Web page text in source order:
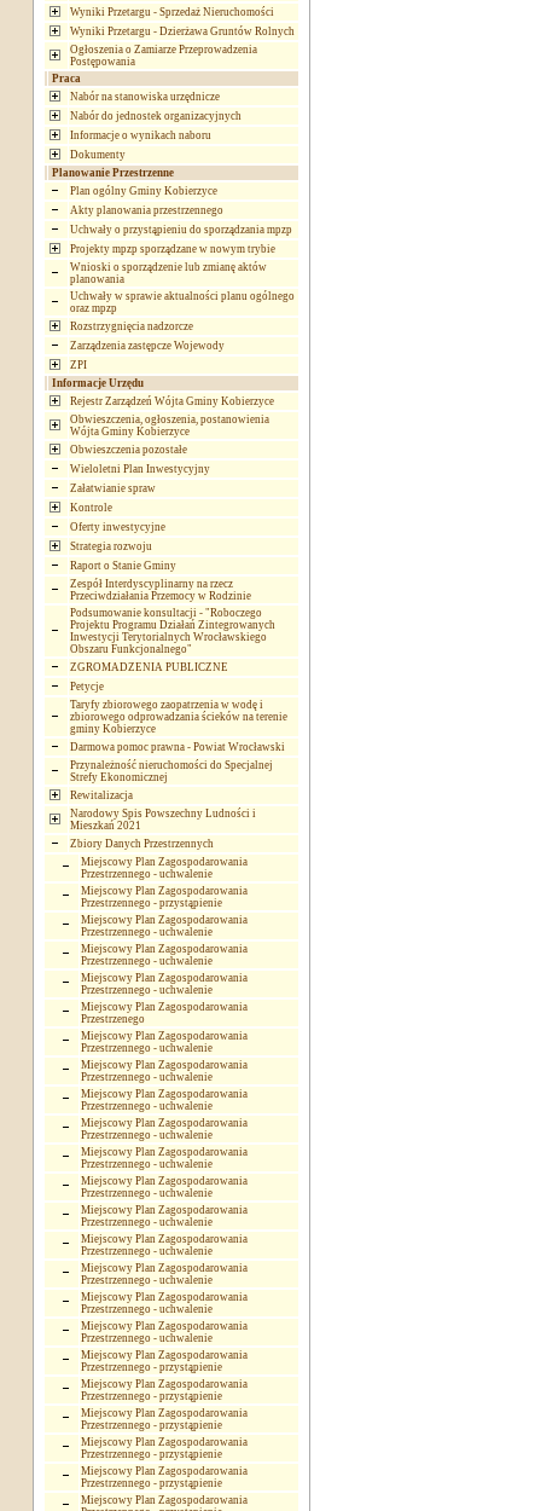
Wyniki Przetargu - Sprzedaż Nieruchomości
Wyniki Przetargu - Dzierżawa Gruntów Rolnych
Ogłoszenia o Zamiarze Przeprowadzenia
Postępowania
Praca
Nabór na stanowiska urzędnicze
Nabór do jednostek organizacyjnych
Informacje o wynikach naboru
Dokumenty
Planowanie Przestrzenne
Plan ogólny Gminy Kobierzyce
Akty planowania przestrzennego
Uchwały o przystąpieniu do sporządzania mpzp
Projekty mpzp sporządzane w nowym trybie
Wnioski o sporządzenie lub zmianę aktów
planowania
Uchwały w sprawie aktualności planu ogólnego
oraz mpzp
Rozstrzygnięcia nadzorcze
Zarządzenia zastępcze Wojewody
ZPI
Informacje Urzędu
Rejestr Zarządzeń Wójta Gminy Kobierzyce
Obwieszczenia, ogłoszenia, postanowienia
Wójta Gminy Kobierzyce
Obwieszczenia pozostałe
Wieloletni Plan Inwestycyjny
Załatwianie spraw
Kontrole
Oferty inwestycyjne
Strategia rozwoju
Raport o Stanie Gminy
Zespół Interdyscyplinarny na rzecz
Przeciwdziałania Przemocy w Rodzinie
Podsumowanie konsultacji - "Roboczego
Projektu Programu Działań Zintegrowanych
Inwestycji Terytorialnych Wrocławskiego
Obszaru Funkcjonalnego"
ZGROMADZENIA PUBLICZNE
Petycje
Taryfy zbiorowego zaopatrzenia w wodę i
zbiorowego odprowadzania ścieków na terenie
gminy Kobierzyce
Darmowa pomoc prawna - Powiat Wrocławski
Przynależność nieruchomości do Specjalnej
Strefy Ekonomicznej
Rewitalizacja
Narodowy Spis Powszechny Ludności i
Mieszkań 2021
Zbiory Danych Przestrzennych
Miejscowy Plan Zagospodarowania
Przestrzennego - uchwalenie
Miejscowy Plan Zagospodarowania
Przestrzennego - przystąpienie
Miejscowy Plan Zagospodarowania
Przestrzennego - uchwalenie
Miejscowy Plan Zagospodarowania
Przestrzennego - uchwalenie
Miejscowy Plan Zagospodarowania
Przestrzennego - uchwalenie
Miejscowy Plan Zagospodarowania
Przestrzenego
Miejscowy Plan Zagospodarowania
Przestrzennego - uchwalenie
Miejscowy Plan Zagospodarowania
Przestrzennego - uchwalenie
Miejscowy Plan Zagospodarowania
Przestrzennego - uchwalenie
Miejscowy Plan Zagospodarowania
Przestrzennego - uchwalenie
Miejscowy Plan Zagospodarowania
Przestrzennego - uchwalenie
Miejscowy Plan Zagospodarowania
Przestrzennego - uchwalenie
Miejscowy Plan Zagospodarowania
Przestrzennego - uchwalenie
Miejscowy Plan Zagospodarowania
Przestrzennego - uchwalenie
Miejscowy Plan Zagospodarowania
Przestrzennego - uchwalenie
Miejscowy Plan Zagospodarowania
Przestrzennego - uchwalenie
Miejscowy Plan Zagospodarowania
Przestrzennego - uchwalenie
Miejscowy Plan Zagospodarowania
Przestrzennego - przystąpienie
Miejscowy Plan Zagospodarowania
Przestrzennego - przystąpienie
Miejscowy Plan Zagospodarowania
Przestrzennego - przystąpienie
Miejscowy Plan Zagospodarowania
Przestrzennego - przystąpienie
Miejscowy Plan Zagospodarowania
Przestrzennego - przystąpienie
Miejscowy Plan Zagospodarowania